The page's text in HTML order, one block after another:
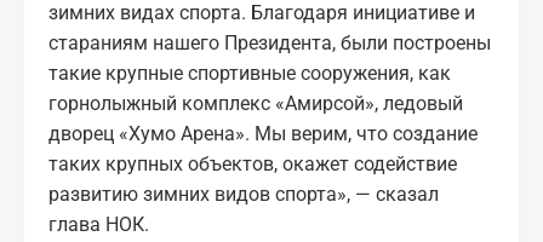
зимних видах спорта. Благодаря инициативе и
стараниям нашего Президента, были построены
такие крупные спортивные сооружения, как
горнолыжный комплекс «Амирсой», ледовый
дворец «Хумо Арена». Мы верим, что создание
таких крупных объектов, окажет содействие
развитию зимних видов спорта», — сказал
глава НОК.